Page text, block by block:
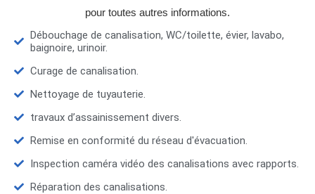
pour toutes autres informations.
Débouchage de canalisation, WC/toilette, évier, lavabo,
baignoire, urinoir.
Curage de canalisation.
Nettoyage de tuyauterie.
travaux d’assainissement divers.
Remise en conformité du réseau d'évacuation.
Inspection caméra vidéo des canalisations avec rapports.
Réparation des canalisations.